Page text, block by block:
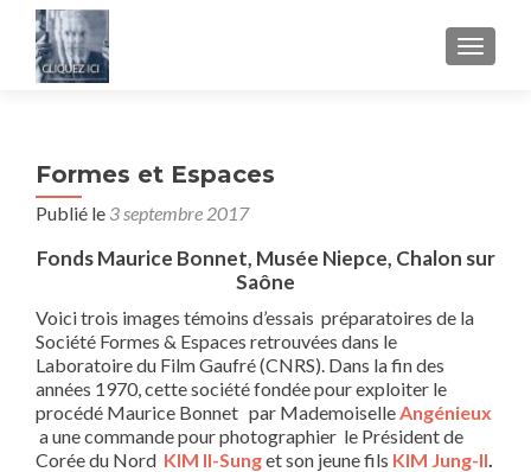
Formes et Espaces
Publié le 3 septembre 2017
Fonds Maurice Bonnet, Musée Niepce, Chalon sur
Saône
Voici trois images témoins d’essais préparatoires de la
Société Formes & Espaces retrouvées dans le
Laboratoire du Film Gaufré (CNRS). Dans la fin des
années 1970, cette société fondée pour exploiter le
procédé Maurice Bonnet par MademoiselleAngénieux
a une commande pour photographier le Président de
Corée du Nord KIM Il-Sunget son jeune fils KIM Jung-Il.